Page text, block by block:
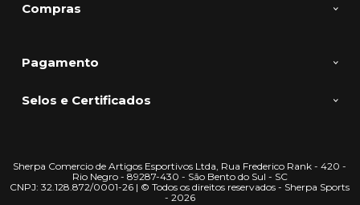
Compras
Pagamento
Selos e Certificados
Sherpa Comercio de Artigos Esportivos Ltda, Rua Frederico Rank - 420 -
Rio Negro - 89287-430 - São Bento do Sul - SC
CNPJ: 32.128.872/0001-26 | © Todos os direitos reservados - Sherpa Sports
- 2026